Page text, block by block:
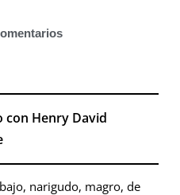
Henry David
narigudo, magro, de